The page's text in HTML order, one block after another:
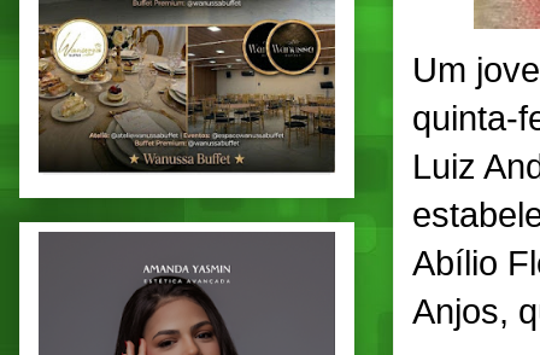
Um
quinta-
Luiz
Abílio
Anjos,